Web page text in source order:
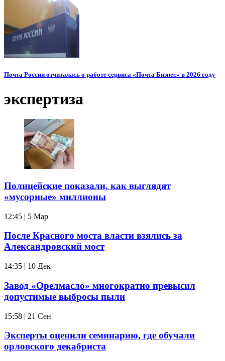
Почта России отчиталась о работе сервиса «Почта Бизнес» в 2026 году
экспертиза
Полицейские показали, как выглядят
«мусорные» миллионы
12:45 | 5 Мар
После Красного моста власти взялись за
Александровский мост
14:35 | 10 Дек
Завод «Орелмасло» многократно превысил
допустимые выбросы пыли
15:58 | 21 Сен
Эксперты оценили семинарию, где обучали
орловского декабриста